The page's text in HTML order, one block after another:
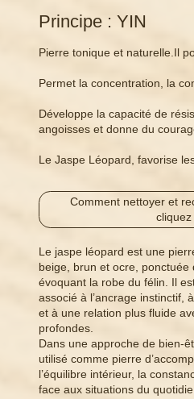
Principe : YIN
Pierre tonique et naturelle.Il
Permet la concentration, la
Développe la capacité de
angoisses et donne du
Le Jaspe Léopard, favorise
Comment nettoyer et
cliquez
Le jaspe léopard est une
beige, brun et ocre, ponctuée
évoquant la robe du félin. Il
associé à l’ancrage instinctif,
et à une relation plus fluide
profondes.
Dans une approche de bien-
utilisé comme pierre
l’équilibre intérieur, la
face aux situations du